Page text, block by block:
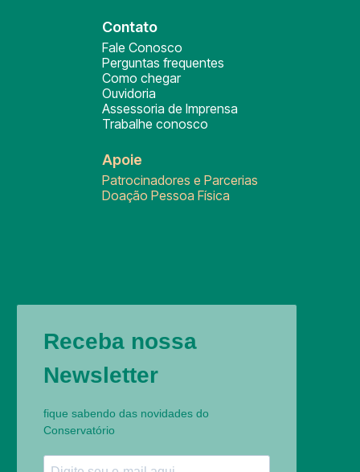
Contato
Fale Conosco
Perguntas frequentes
Como chegar
Ouvidoria
Assessoria de Imprensa
Trabalhe conosco
Apoie
Patrocinadores e Parcerias
Doação Pessoa Física